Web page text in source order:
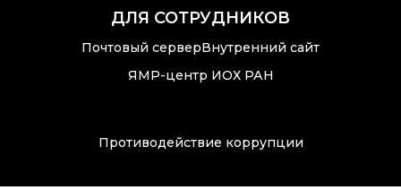
ДЛЯ СОТРУДНИКОВ
Почтовый серверВнутренний сайт
ЯМР-центр ИОХ РАН
Противодействие коррупции